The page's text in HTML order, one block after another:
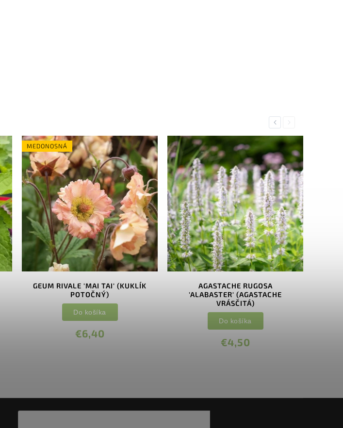
Previous
MEDONOSNÁ
GEUM RIVALE 'MAI TAI' (KUKLÍK
POTOČNÝ)
€6,40
Do košíka
AGASTACHE RUGOSA
'ALABASTER' (AGASTACHE
VRÁSČITÁ)
€4,50
Do košíka
Next